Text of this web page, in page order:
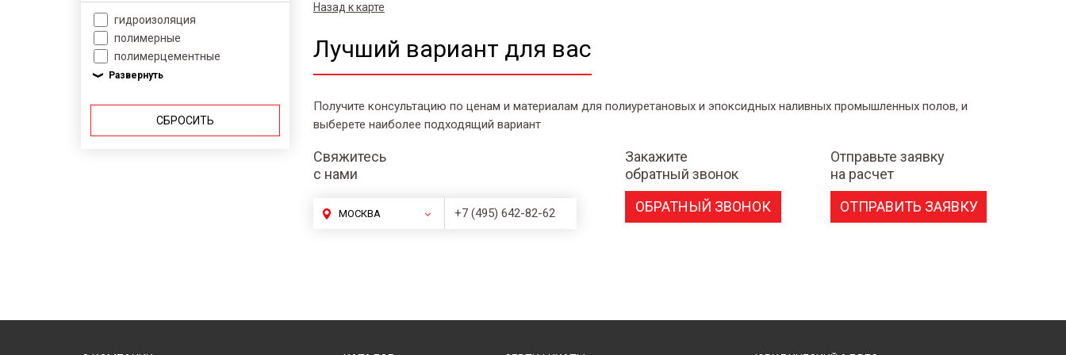
гидроизоляция
полимерные
полимерцементные
СБРОСИТЬ
Назад к карте
Лучший вариант для вас
Получите консультацию по ценам и материалам для полиуретановых и эпоксидных наливных промышленных полов, и
выберете наиболее подходящий вариант
Свяжитесь
с нами
МОСКВА +7 (495) 642-82-62
Закажите
обратный звонок
ОБРАТНЫЙ ЗВОНОК
Отправьте заявку
на расчет
ОТПРАВИТЬ ЗАЯВКУ